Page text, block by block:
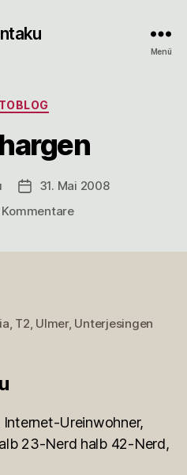
Menü
Kategorien
Veröffentlichungsdatum
31. Mai 2008
Kommentarezu
T2 Ulmer, Unterjesingen
Internet-Ureinwohner,
23-Nerd halb 42-Nerd,